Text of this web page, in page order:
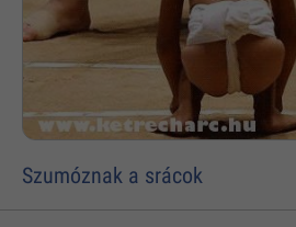
Szumóznak a srácok